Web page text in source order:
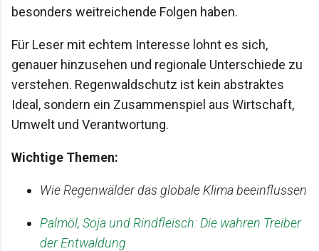
besonders weitreichende Folgen haben.
Für Leser mit echtem Interesse lohnt es sich,
genauer hinzusehen und regionale Unterschiede zu
verstehen. Regenwaldschutz ist kein abstraktes
Ideal, sondern ein Zusammenspiel aus Wirtschaft,
Umwelt und Verantwortung.
Wichtige Themen:
Wie Regenwälder das globale Klima beeinflussen
Palmöl, Soja und Rindfleisch: Die wahren Treiber
der Entwaldung